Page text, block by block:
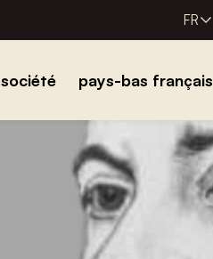
FR
société pays-bas français